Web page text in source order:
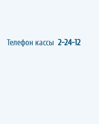
Телефон кассы 2-24-12